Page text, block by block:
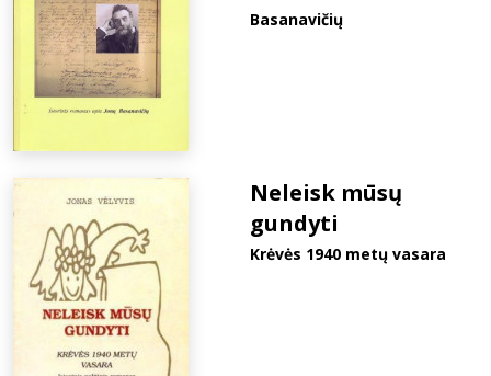
Basanavičių
Neleisk mūsų
gundyti
Krėvės 1940 metų vasara